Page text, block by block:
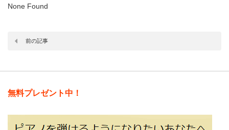
None Found
前の記事
無料プレゼント中！